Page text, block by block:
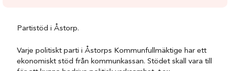
Partistöd i Åstorp.
Varje politiskt parti i Åstorps Kommunfullmäktige har ett
ekonomiskt stöd från kommunkassan. Stödet skall vara till